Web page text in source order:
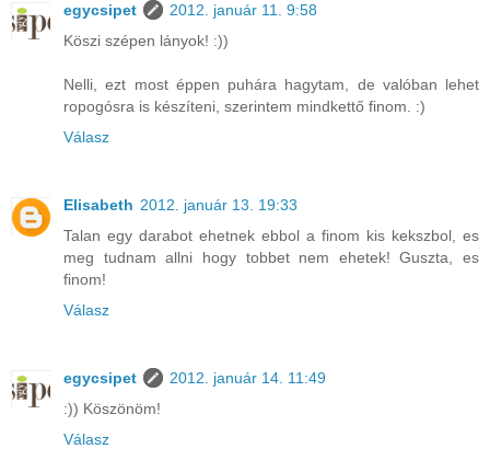
egycsipet
2012. január 11. 9:58
Köszi szépen lányok! :))
Nelli, ezt most éppen puhára hagytam, de valóban lehet
ropogósra is készíteni, szerintem mindkettő finom. :)
Válasz
Elisabeth 2012. január 13. 19:33
Talan egy darabot ehetnek ebbol a finom kis kekszbol, es
meg tudnam allni hogy tobbet nem ehetek! Guszta, es
finom!
Válasz
egycsipet
2012. január 14. 11:49
:)) Köszönöm!
Válasz